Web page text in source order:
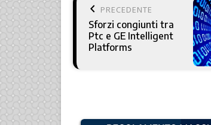
keyboard_arrow_left PRECEDENTE
Sforzi congiunti tra
Ptc e GE Intelligent
Platforms